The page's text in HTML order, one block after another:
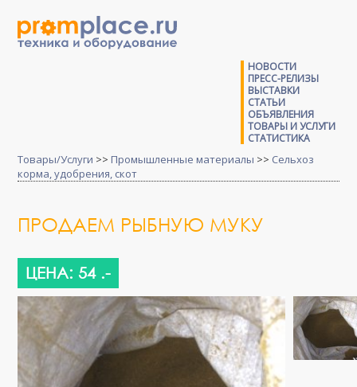
НОВОСТИ
ПРЕСС-РЕЛИЗЫ
ВЫСТАВКИ
СТАТЬИ
ОБЪЯВЛЕНИЯ
ТОВАРЫ И УСЛУГИ
СТАТИСТИКА
Товары/Услуги >> Промышленные материалы >> Сельхоз
корма, удобрения, скот
ПРОДАЕМ РЫБНУЮ МУКУ
ЦЕНА: 54 .-